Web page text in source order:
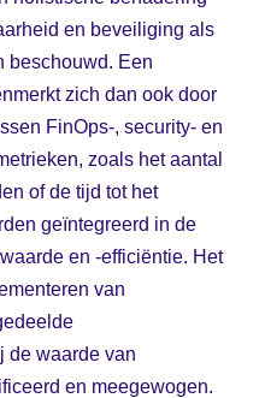
en beveiliging als
beschouwd. Een
zich dan ook door
FinOps-, security- en
zoals het aantal
of de tijd tot het
geïntegreerd in de
en -efficiëntie. Het
van
de waarde van
en meegewogen.